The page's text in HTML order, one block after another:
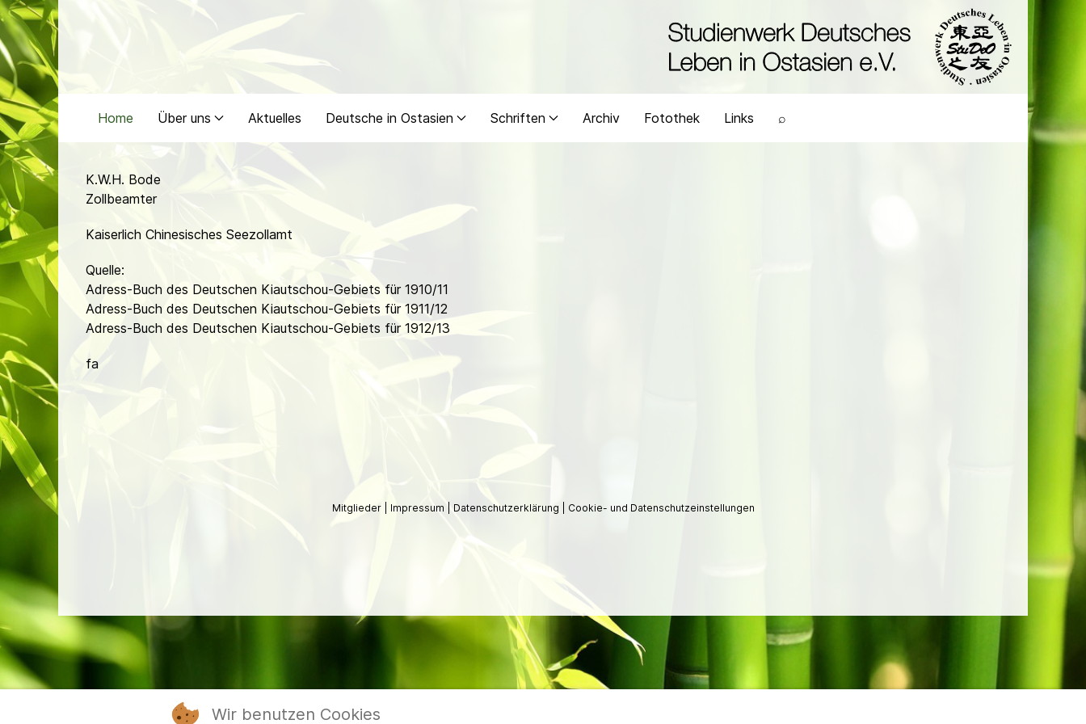
Home Über uns Aktuelles Deutsche in Ostasien Schriften Archiv Fotothek Links ⌕
K.W.H. Bode
Zollbeamter
Kaiserlich Chinesisches Seezollamt
Quelle:
Adress-Buch des Deutschen Kiautschou-Gebiets für 1910/11
Adress-Buch des Deutschen Kiautschou-Gebiets für 1911/12
Adress-Buch des Deutschen Kiautschou-Gebiets für 1912/13
fa
Mitglieder Impressum Datenschutzerklärung Cookie- und Datenschutzeinstellungen
Wir benutzen Cookies